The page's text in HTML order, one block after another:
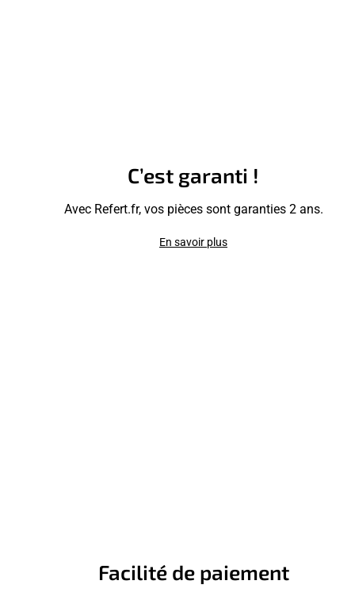
C’est garanti !
Avec Refert.fr, vos pièces sont garanties 2 ans.
En savoir plus
Facilité de paiement